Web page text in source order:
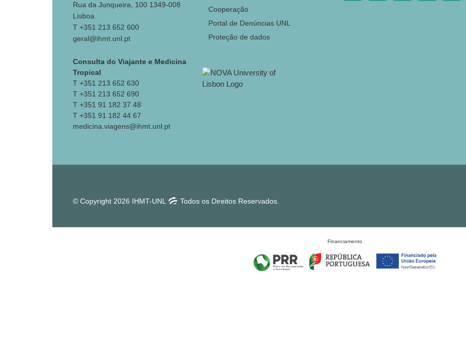
Rua da Junqueira, 100 1349-008
Lisboa
T +351 213 652 600
geral@ihmt.unl.pt
Consulta do Viajante e Medicina
Tropical
T +351 213 652 630
T +351 213 652 690
T +351 91 182 37 48
T +351 91 182 44 67
medicina.viagens@ihmt.unl.pt
Cooperação
Portal de Denúncias UNL
Proteção de dados
© Copyright 2026 IHMT-UNL Todos os Direitos Reservados.
Financiamento